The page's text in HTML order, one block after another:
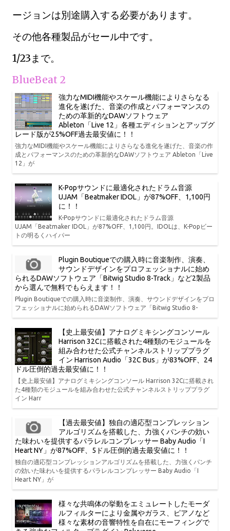
ージョンは別途購入する必要があります。
その他各種製品がセール中です。
1/23まで。
BlueBeat 2
強力なMIDI機能やスケール機能によりさらなる
進化を遂げた、音楽の作成とパフォーマンスの
ための革新的なDAWソフトウェア
Ableton「Live 12」各種エディションとアップグ
レード版が25%OFF過去最安値に！！
強力なMIDI機能やスケール機能によりさらなる進化を遂げた、音楽の作
成とパフォーマンスのための革新的なDAWソフトウェア Ableton「Live
12」が
K-Popサウンドに最適化されたドラム音源
UJAM「Beatmaker IDOL」が87%OFF、1,100円
に！！
K-Popサウンドに最適化されたドラム音源
UJAM「Beatmaker IDOL」が87%OFF、1,100円。IDOLは、K-Popビー
トの明るくハイパー
Plugin Boutiqueでの購入時に音楽制作、演奏、
サウンドデザインをプロフェッショナルに始め
られるDAWソフトウェア「Bitwig Studio 8-Track」など2製品
から選んで無料でもらえます！！
Plugin Boutiqueでの購入時に音楽制作、演奏、サウンドデザインをプロ
フェッショナルに始められるDAWソフトウェア「Bitwig Studio 8-
【史上最安値】アナログミキシングコンソール
Harrison 32Cに搭載された4種類のモジュールを
組み合わせた公式チャンネルストリッププラグ
イン Harrison Audio「32C Bus」が83%OFF、24
ドル圧倒的過去最安値に！！
【史上最安値】アナログミキシングコンソール Harrison 32Cに搭載され
た4種類のモジュールを組み合わせた公式チャンネルストリッププラグ
イン Harr
【過去最安値】独自の適応型コンプレッション
アルゴリズムを搭載した、力強くパンチの効い
た味わいを提供するパラレルコンプレッサー Baby Audio「I
Heart NY」が87%OFF、5ドル圧倒的過去最安値に！！
独自の適応型コンプレッションアルゴリズムを搭載した、力強くパンチ
の効いた味わいを提供するパラレルコンプレッサー Baby Audio「I
Heart NY」が
様々な共鳴体の挙動をエミュレートしたモーダ
ルフィルターにより金属やガラス、ピアノなど
様々な素材の音響特性を自在にモーフィングで